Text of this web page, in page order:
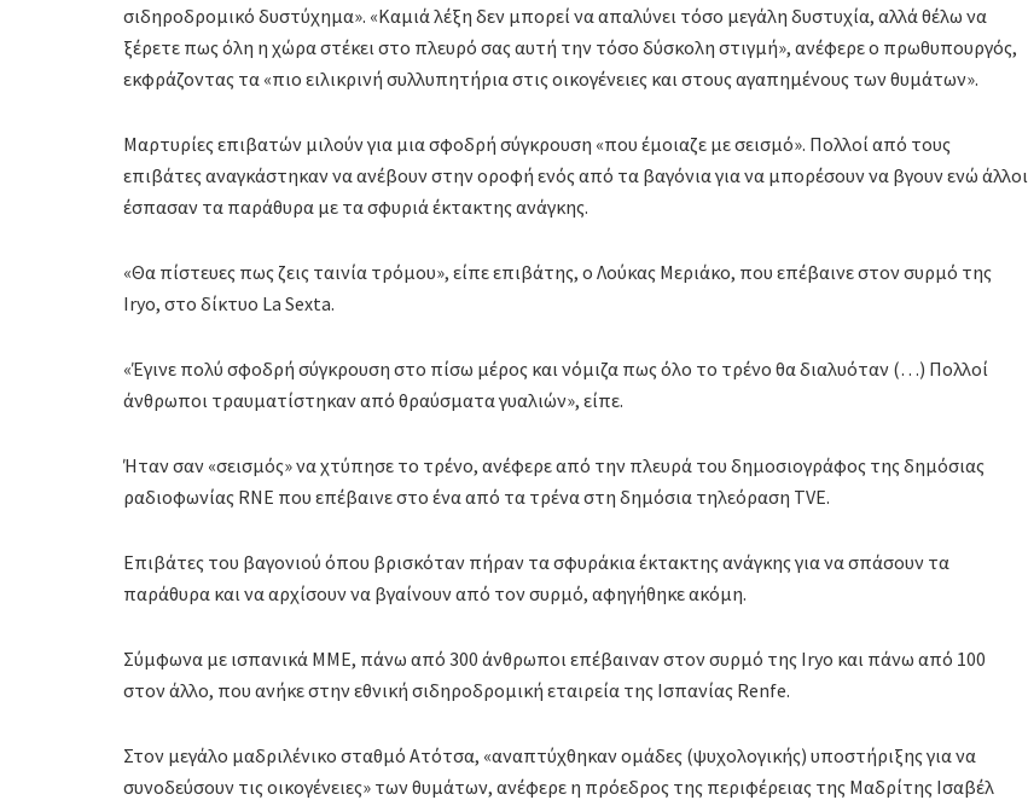
σιδηροδρομικό δυστύχημα». «Καμιά λέξη δεν μπορεί να απαλύνει τόσο μεγάλη δυστυχία, αλλά θέλω να
ξέρετε πως όλη η χώρα στέκει στο πλευρό σας αυτή την τόσο δύσκολη στιγμή», ανέφερε ο πρωθυπουργός,
εκφράζοντας τα «πιο ειλικρινή συλλυπητήρια στις οικογένειες και στους αγαπημένους των θυμάτων».
Μαρτυρίες επιβατών μιλούν για μια σφοδρή σύγκρουση «που έμοιαζε με σεισμό». Πολλοί από τους
επιβάτες αναγκάστηκαν να ανέβουν στην οροφή ενός από τα βαγόνια για να μπορέσουν να βγουν ενώ άλλοι
έσπασαν τα παράθυρα με τα σφυριά έκτακτης ανάγκης.
«Θα πίστευες πως ζεις ταινία τρόμου», είπε επιβάτης, ο Λούκας Μεριάκο, που επέβαινε στον συρμό της
Iryo, στο δίκτυο La Sexta.
«Έγινε πολύ σφοδρή σύγκρουση στο πίσω μέρος και νόμιζα πως όλο το τρένο θα διαλυόταν (…) Πολλοί
άνθρωποι τραυματίστηκαν από θραύσματα γυαλιών», είπε.
Ήταν σαν «σεισμός» να χτύπησε το τρένο, ανέφερε από την πλευρά του δημοσιογράφος της δημόσιας
ραδιοφωνίας RNE που επέβαινε στο ένα από τα τρένα στη δημόσια τηλεόραση TVE.
Επιβάτες του βαγονιού όπου βρισκόταν πήραν τα σφυράκια έκτακτης ανάγκης για να σπάσουν τα
παράθυρα και να αρχίσουν να βγαίνουν από τον συρμό, αφηγήθηκε ακόμη.
Σύμφωνα με ισπανικά ΜΜΕ, πάνω από 300 άνθρωποι επέβαιναν στον συρμό της Iryo και πάνω από 100
στον άλλο, που ανήκε στην εθνική σιδηροδρομική εταιρεία της Ισπανίας Renfe.
Στον μεγάλο μαδριλένικο σταθμό Ατότσα, «αναπτύχθηκαν ομάδες (ψυχολογικής) υποστήριξης για να
συνοδεύσουν τις οικογένειες» των θυμάτων, ανέφερε η πρόεδρος της περιφέρειας της Μαδρίτης Ισαβέλ